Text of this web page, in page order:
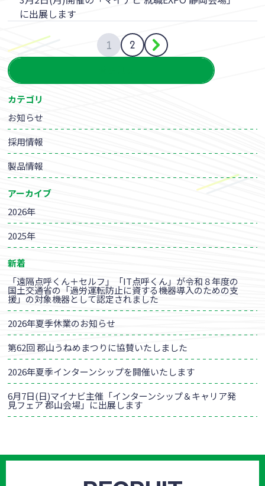
に出展します
1 2
カテゴリ
お知らせ
採用情報
製品情報
アーカイブ
2026年
2025年
新着
「遠隔点呼くん＋セルフ」「IT点呼くん」が令和８年度の
国土交通省の「過労運転防止に資する機器導入のための支
援」の対象機器として認定されました
2026年夏季休業のお知らせ
第62回 郡山うねめまつりに協賛いたしました
2026年夏季インターンシップを開催いたします
6月7日(日)マイナビ主催「インターンシップ＆キャリア発
見フェア 郡山会場」に出展します